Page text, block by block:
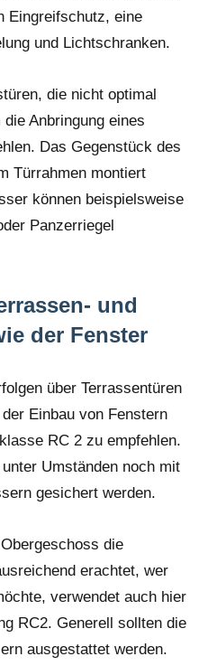
Eingreifschutz, eine
und Lichtschranken.
die nicht optimal
Anbringung eines
Das Gegenstück des
Türrahmen montiert
können beispielsweise
Panzerriegel
und
der Fenster
über Terrassentüren
Einbau von Fenstern
RC 2 zu empfehlen.
Umständen noch mit
gesichert werden.
die
erachtet, wer
verwendet auch hier
RC2. Generell sollten die
ausgestattet werden.